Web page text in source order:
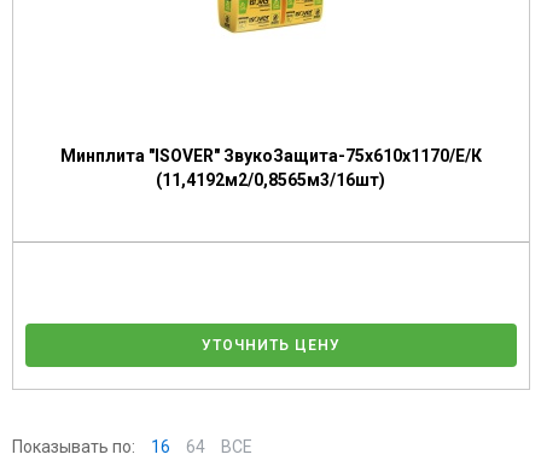
Минплита "ISOVER" ЗвукоЗащита-75х610х1170/Е/К
(11,4192м2/0,8565м3/16шт)
УТОЧНИТЬ ЦЕНУ
Показывать по: 16 64 ВСЕ